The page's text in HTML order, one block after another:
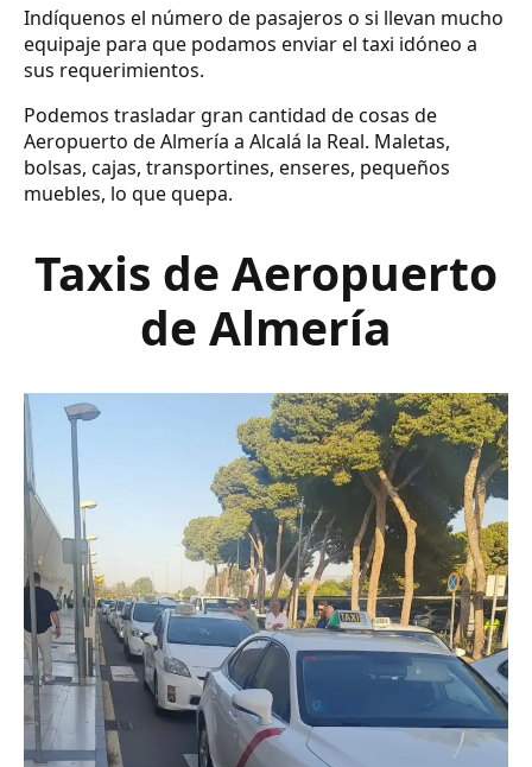
Indíquenos el número de pasajeros o si llevan mucho
equipaje para que podamos enviar el taxi idóneo a
sus requerimientos.
Podemos trasladar gran cantidad de cosas de
Aeropuerto de Almería a Alcalá la Real. Maletas,
bolsas, cajas, transportines, enseres, pequeños
muebles, lo que quepa.
Taxis de Aeropuerto
de Almería